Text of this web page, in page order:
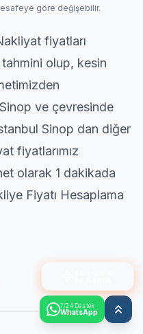
göre değişebilir.
fiyatları
olup, kesin
ve çevresinde
Sinop dan diğer
fiyatlarımız
olarak 1 dakikada
Fiyatı Hesaplama
7/24 Destek
WhatsApp